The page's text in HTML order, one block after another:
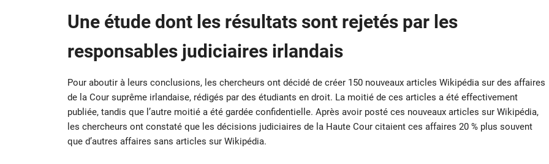
Une étude dont les résultats sont rejetés par les
responsables judiciaires irlandais
Pour aboutir à leurs conclusions, les chercheurs ont décidé de créer 150 nouveaux articles Wikipédia sur des affaires
de la Cour suprême irlandaise, rédigés par des étudiants en droit. La moitié de ces articles a été effectivement
publiée, tandis que l’autre moitié a été gardée confidentielle. Après avoir posté ces nouveaux articles sur Wikipédia,
les chercheurs ont constaté que les décisions judiciaires de la Haute Cour citaient ces affaires 20 % plus souvent
que d’autres affaires sans articles sur Wikipédia.